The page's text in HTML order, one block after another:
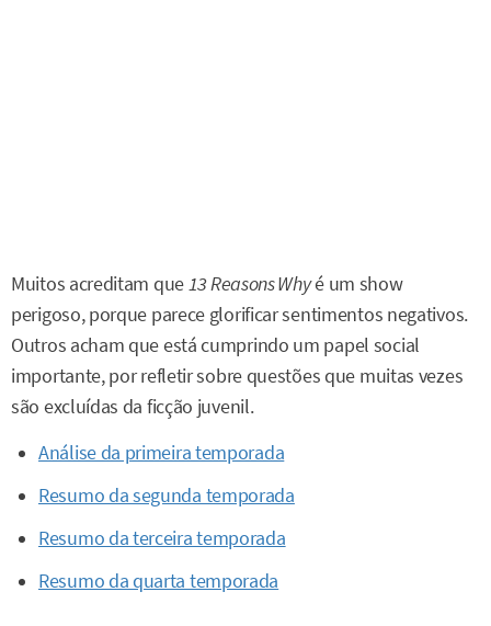
Muitos acreditam que13 Reasons Whyé um show
perigoso, porque parece glorificar sentimentos negativos.
Outros acham que está cumprindo um papel social
importante, por refletir sobre questões que muitas vezes
são excluídas da ficção juvenil.
Análise da primeira temporada
Resumo da segunda temporada
Resumo da terceira temporada
Resumo da quarta temporada